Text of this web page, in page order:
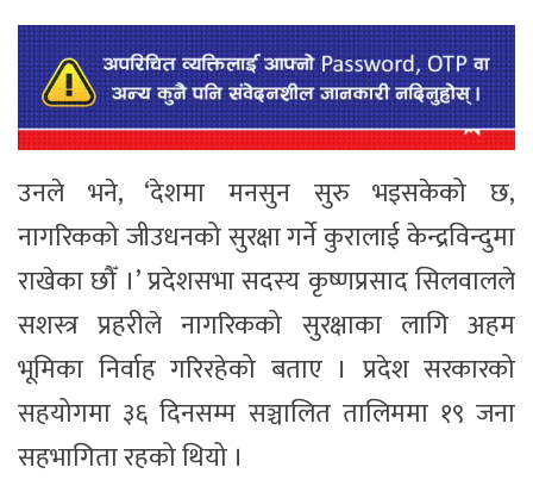
उनले भने, ‘देशमा मनसुन सुरु भइसकेको छ,
नागरिकको जीउधनको सुरक्षा गर्ने कुरालाई केन्द्रविन्दुमा
राखेका छौँ ।’ प्रदेशसभा सदस्य कृष्णप्रसाद सिलवालले
सशस्त्र प्रहरीले नागरिकको सुरक्षाका लागि अहम
भूमिका निर्वाह गरिरहेको बताए । प्रदेश सरकारको
सहयोगमा ३६ दिनसम्म सञ्चालित तालिममा १९ जना
सहभागिता रहको थियो ।